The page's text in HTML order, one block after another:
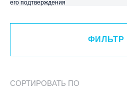
его подтверждения
КАТЕГОРИЯ
ЛЕКТОР
ФИЛЬТР
СОРТИРОВАТЬ ПО